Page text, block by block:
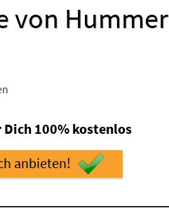
von Hummer
100% kostenlos
anbieten!